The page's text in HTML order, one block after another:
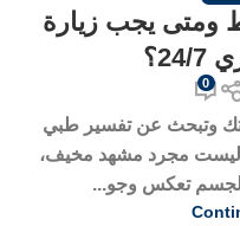
ومتى يجب زيارة
7؟
0
وتبحث عن تفسير طبي
ليست مجرد مشهد مخيف،
تعكس وجو...